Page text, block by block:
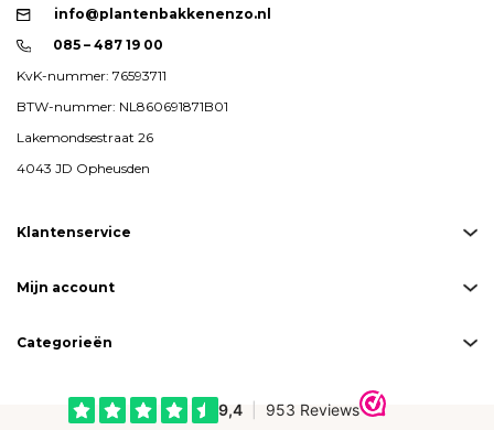
info@plantenbakkenenzo.nl
085 – 487 19 00
KvK-nummer: 76593711
BTW-nummer: NL860691871B01
Lakemondsestraat 26
4043 JD Opheusden
Klantenservice
Mijn account
Categorieën